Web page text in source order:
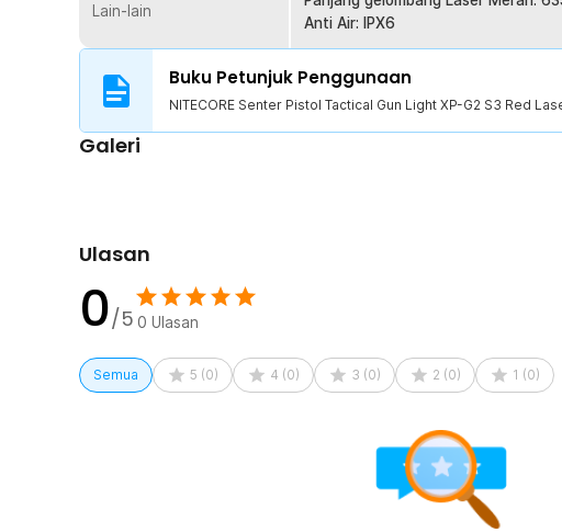
Lain-lain
Anti Air: IPX6
Buku Petunjuk Penggunaan
NITECORE Senter Pistol Tactical Gun Light XP-G2 S3 Red
Galeri
Ulasan
0/5 0 Ulasan
Semua 5 (0) 4 (0) 3 (0) 2 (0) 1 (0)